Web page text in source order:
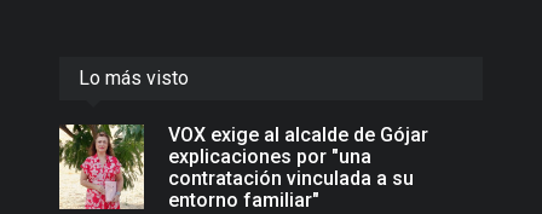
Lo más visto
VOX exige al alcalde de Gójar
explicaciones por "una
contratación vinculada a su
entorno familiar"